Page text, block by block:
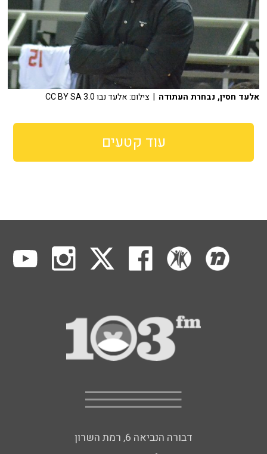
אלעד חסין, נבחרת העתודה | צילום: אלעד נבו CC BY SA 3.0
עוד קטעים
דבורה הנביאה 6, רמת השרון